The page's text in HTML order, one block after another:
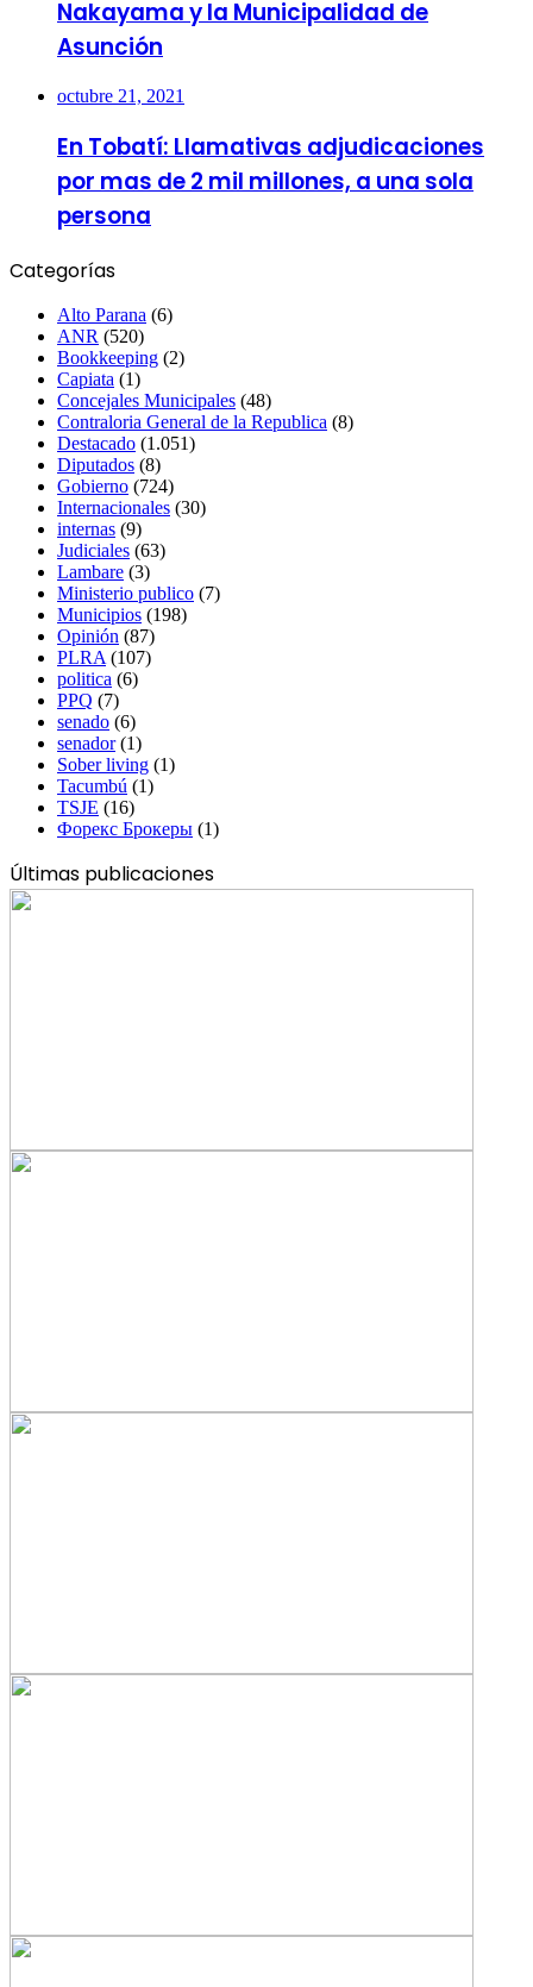
Nakayama y la Municipalidad de
Asunción
octubre 21, 2021
En Tobatí: Llamativas adjudicaciones
por mas de 2 mil millones, a una sola
persona
Categorías
Alto Parana (6)
ANR (520)
Bookkeeping (2)
Capiata (1)
Concejales Municipales (48)
Contraloria General de la Republica (8)
Destacado (1.051)
Diputados (8)
Gobierno (724)
Internacionales (30)
internas (9)
Judiciales (63)
Lambare (3)
Ministerio publico (7)
Municipios (198)
Opinión (87)
PLRA (107)
politica (6)
PPQ (7)
senado (6)
senador(1)
Sober living (1)
Tacumbú (1)
TSJE (16)
Форекс Брокеры (1)
Últimas publicaciones